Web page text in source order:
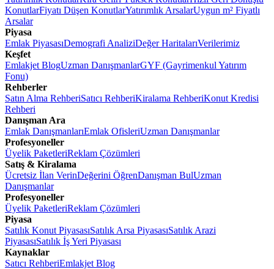
KonutlarFiyatı Düşen KonutlarYatırımlık ArsalarUygun m² Fiyatlı
Arsalar
Piyasa
Emlak PiyasasıDemografi AnaliziDeğer HaritalarıVerilerimiz
Keşfet
Emlakjet BlogUzman DanışmanlarGYF (Gayrimenkul Yatırım
Fonu)
Rehberler
Satın Alma RehberiSatıcı RehberiKiralama RehberiKonut Kredisi
Rehberi
Danışman Ara
Emlak DanışmanlarıEmlak OfisleriUzman Danışmanlar
Profesyoneller
Üyelik PaketleriReklam Çözümleri
Satış & Kiralama
Ücretsiz İlan VerinDeğerini ÖğrenDanışman BulUzman
Danışmanlar
Profesyoneller
Üyelik PaketleriReklam Çözümleri
Piyasa
Satılık Konut PiyasasıSatılık Arsa PiyasasıSatılık Arazi
PiyasasıSatılık İş Yeri Piyasası
Kaynaklar
Satıcı RehberiEmlakjet Blog